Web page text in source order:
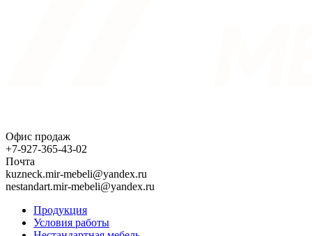
Офис продаж
+7-927-365-43-02
Почта
kuzneck.mir-mebeli@yandex.ru
nestandart.mir-mebeli@yandex.ru
Продукция
Условия работы